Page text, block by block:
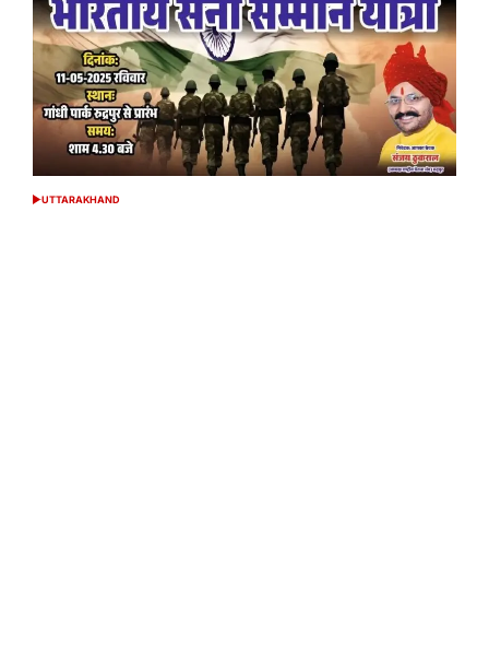
POSTED
UTTARAKHAND